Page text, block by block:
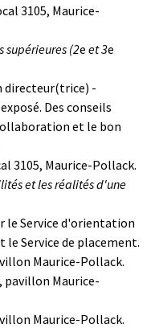
3105, Maurice-
supérieures (2e et 3e
directeur(trice) -
Des conseils
et le bon
3105, Maurice-Pollack.
et les réalités d'une
le Service d'orientation
Service de placement.
Maurice-Pollack.
pavillon Maurice-
Maurice-Pollack.